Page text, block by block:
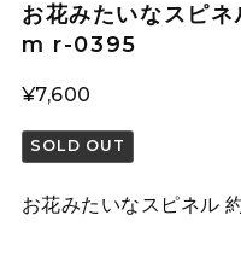
お花みたいなスピ
m r-0395
¥7,600
SOLD OUT
お花みたいなスピネ